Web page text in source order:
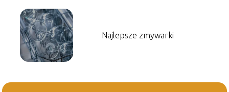
Najlepsze zmywarki